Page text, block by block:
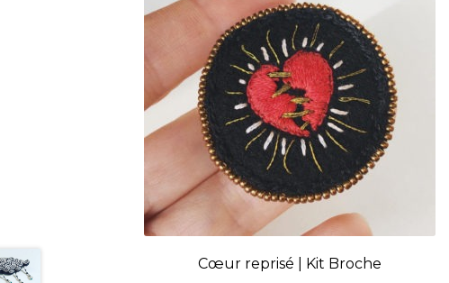
Cœur reprisé | Kit Broche